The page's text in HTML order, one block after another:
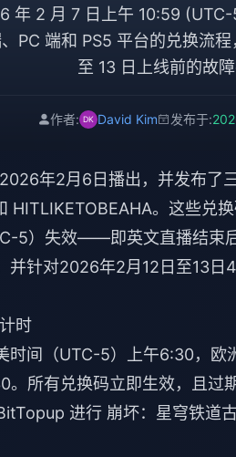
年 2 月 7 日上午 10:59
PC 端和 PS5 平台的兑换流
至 13 日上线前的故障
作者: David Kim 发布于:
年2月6日播出，并发布了
HITLIKETOBEAHA。这些兑
5）失效——即英文直播结束
并针对2026年2月12日至13日
时
间（UTC-5）上午6:30，欧
所有兑换码立即生效，且过
进行 崩坏：星穹铁道